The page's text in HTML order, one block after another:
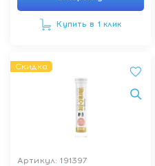
Купить в 1 клик
Скидка
Артикул: 191397